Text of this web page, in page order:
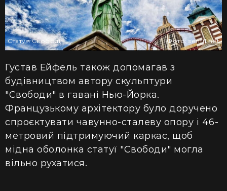
Статуя Свободи Фото: senfil.net
Густав Ейфель також допомагав з
будівництвом автору скульптури
"Свободи" в гавані Нью-Йорка.
Французькому архітектору було доручено
спроєктувати чавунно-сталеву опору і 46-
метровий підтримуючий каркас, щоб
мідна оболонка статуї "Свободи" могла
вільно рухатися.